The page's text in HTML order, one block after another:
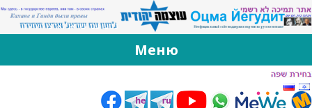
За Оцма Йегудит
עוצמה יהודית ברוסית ובעברית
Меню